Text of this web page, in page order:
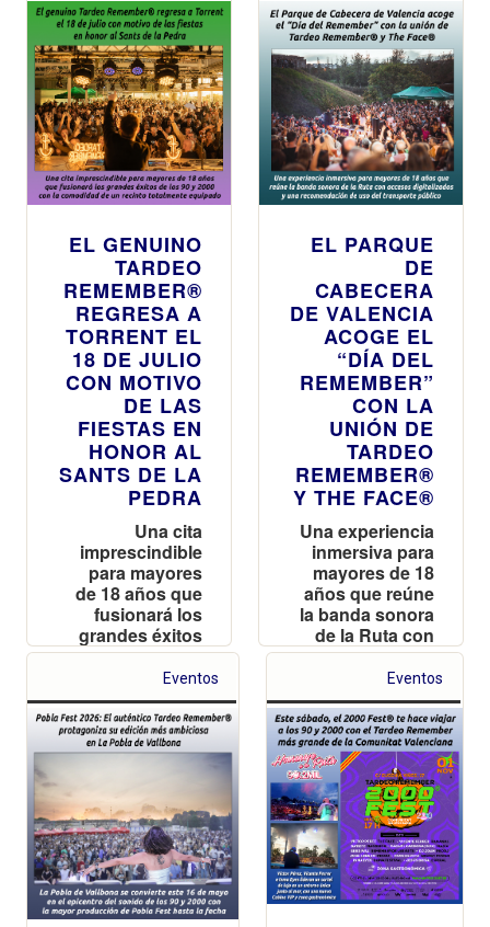
EL GENUINO
TARDEO
REMEMBER®
REGRESA A
TORRENT EL
18 DE JULIO
CON MOTIVO
DE LAS
FIESTAS EN
HONOR AL
SANTS DE LA
PEDRA
Una cita
imprescindible
para mayores
de 18 años que
fusionará los
grandes éxitos
de los 90 y 2000
con la
comodidad de
un recinto
totalmente
equipado
EL PARQUE
DE
CABECERA
DE VALENCIA
ACOGE EL
“DÍA DEL
REMEMBER”
CON LA
UNIÓN DE
TARDEO
REMEMBER®
Y THE FACE®
Una experiencia
inmersiva para
mayores de 18
años que reúne
la banda sonora
de la Ruta con
accesos
digitalizados y
una
recomendación
de uso del
transporte
público
Eventos Eventos